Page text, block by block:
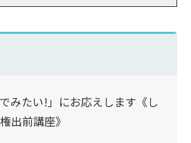
みたい!」にお応えします《し
出前講座》